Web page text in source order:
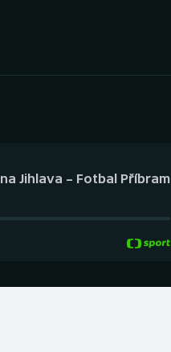
Jihlava – Fotbal Příbram